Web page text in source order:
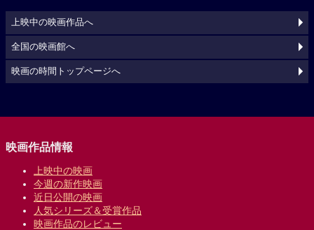
上映中の映画作品へ
全国の映画館へ
映画の時間トップページへ
映画作品情報
上映中の映画
今週の新作映画
近日公開の映画
人気シリーズ＆受賞作品
映画作品のレビュー